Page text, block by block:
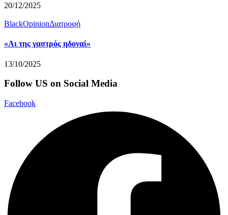
20/12/2025
BlackOpinionΔιατροφή
«Αι της γαστρός ηδοναί»
13/10/2025
Follow US on Social Media
Facebook